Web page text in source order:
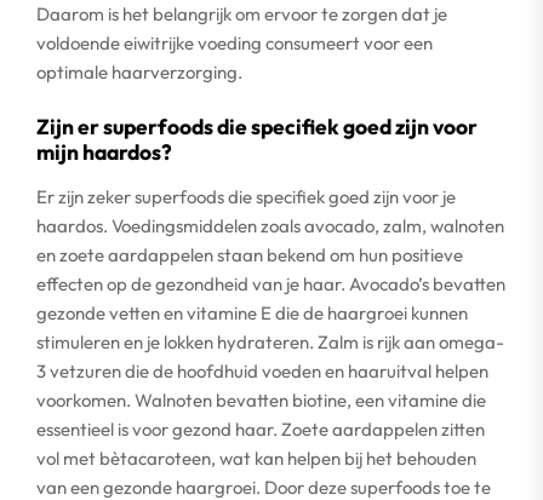
Daarom is het belangrijk om ervoor te zorgen dat je
voldoende eiwitrijke voeding consumeert voor een
optimale haarverzorging.
Zijn er superfoods die specifiek goed zijn voor
mijn haardos?
Er zijn zeker superfoods die specifiek goed zijn voor je
haardos. Voedingsmiddelen zoals avocado, zalm, walnoten
en zoete aardappelen staan bekend om hun positieve
effecten op de gezondheid van je haar. Avocado’s bevatten
gezonde vetten en vitamine E die de haargroei kunnen
stimuleren en je lokken hydrateren. Zalm is rijk aan omega-
3 vetzuren die de hoofdhuid voeden en haaruitval helpen
voorkomen. Walnoten bevatten biotine, een vitamine die
essentieel is voor gezond haar. Zoete aardappelen zitten
vol met bètacaroteen, wat kan helpen bij het behouden
van een gezonde haargroei. Door deze superfoods toe te